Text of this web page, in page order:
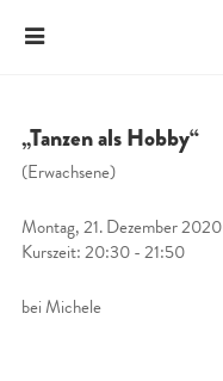
„Tanzen als Hobby“
(Erwachsene)
Montag, 21. Dezember 2020
Kurszeit: 20:30 - 21:50
bei Michele